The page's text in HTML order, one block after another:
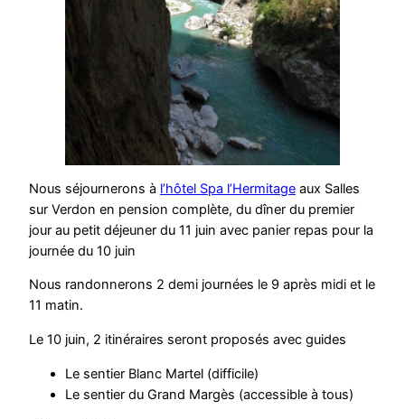
Nous séjournerons à l’hôtel Spa l’Hermitage aux Salles
sur Verdon en pension complète, du dîner du premier
jour au petit déjeuner du 11 juin avec panier repas pour la
journée du 10 juin
Nous randonnerons 2 demi journées le 9 après midi et le
11 matin.
Le 10 juin, 2 itinéraires seront proposés avec guides
Le sentier Blanc Martel (difficile)
Le sentier du Grand Margès (accessible à tous)